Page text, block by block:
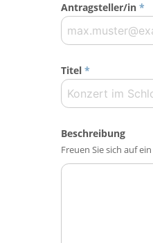
Antragsteller/in *
Titel *
Beschreibung
Freuen Sie sich auf